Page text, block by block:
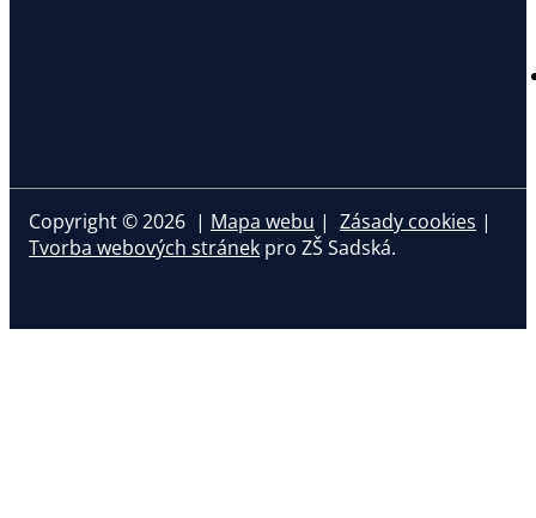
Copyright © 2026 | Mapa webu | Zásady cookies |
Tvorba webových stránek pro ZŠ Sadská.